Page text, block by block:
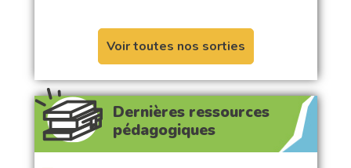
Voir toutes nos sorties
Dernières ressources
pédagogiques